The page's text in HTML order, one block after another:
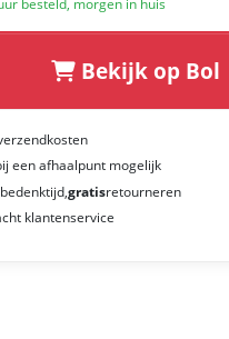
besteld, morgen in huis
Bekijk op Bol
een afhaalpunt mogelijk
gratisretourneren
klantenservice